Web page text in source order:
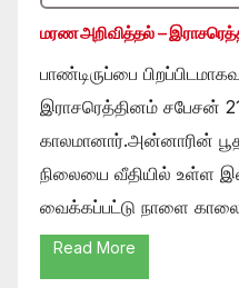
மரண அறிவித்தல் –
பாண்டிருப்பை
இராசரெத்தினம் சபேசன்
காலமானார்.அன்னாரின்
நிலையை வீதியில் உள்ள
வைக்கப்பட்டு நாளை
Read More